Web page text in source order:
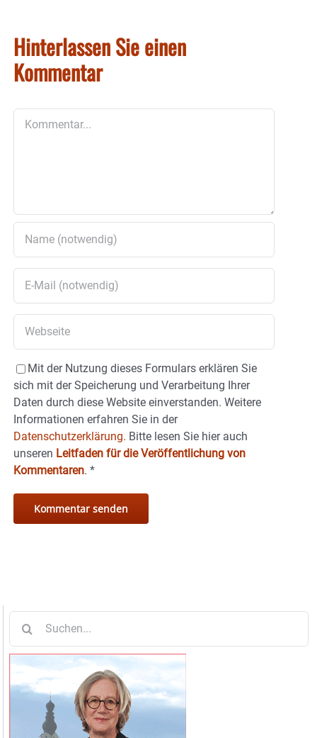
Hinterlassen Sie einen
Kommentar
Mit der Nutzung dieses Formulars erklären Sie
sich mit der Speicherung und Verarbeitung Ihrer
Daten durch diese Website einverstanden. Weitere
Informationen erfahren Sie in der
Datenschutzerklärung. Bitte lesen Sie hier auch
unseren Leitfaden für die Veröffentlichung von
Kommentaren. *
nach: